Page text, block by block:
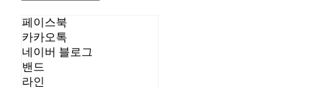
페이스북
카카오톡
네이버 블로그
밴드
라인